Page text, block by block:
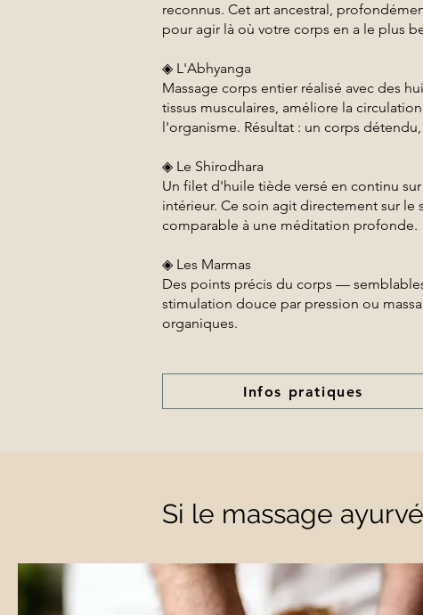
reconnus. Cet art ancestral,
pour agir là où votre corps en a le plus
◈ L'Abhyanga
Massage corps entier réalisé avec des
tissus musculaires, améliore la
l'organisme. Résultat : un corps
◈ Le Shirodhara
Un filet d'huile tiède versé en continu
intérieur. Ce soin agit directement sur
comparable à une méditation profonde.
◈ Les Marmas
Des points précis du corps —
stimulation douce par pression ou
organiques.
Infos pratiques
Si le massage